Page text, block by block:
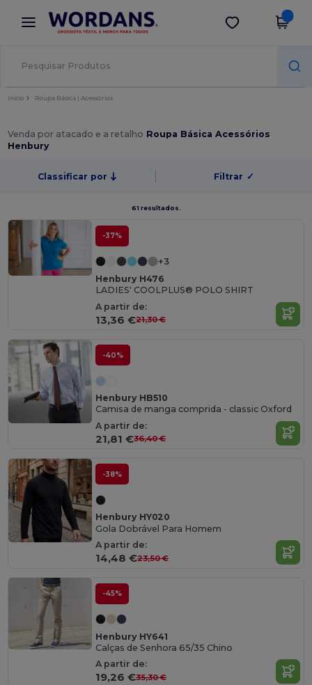
× App Wordans
Melhores preços na app!
Obter app
Início Roupa Básica | Acessórios
Venda por atacado e a retalho Roupa Básica Acessórios
Henbury
Classificar por Filtrar ✓
61 resultados.
-37%
+3
Henbury H476
LADIES' COOLPLUS® POLO SHIRT
A partir de:
13,36 €21,30 €
-40%
Henbury HB510
Camisa de manga comprida - classic Oxford
A partir de:
21,81 €36,40 €
-38%
Henbury HY020
Gola Dobrável Para Homem
A partir de:
14,48 €23,50 €
-45%
Henbury HY641
Calças de Senhora 65/35 Chino
A partir de:
19,26 €35,30 €